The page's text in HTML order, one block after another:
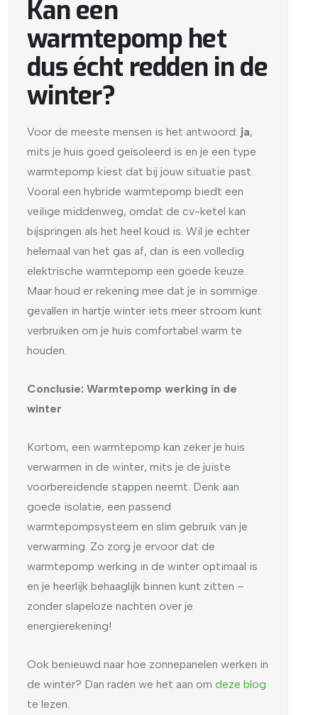
Kan een
warmtepomp het
dus écht redden in de
winter?
Voor de meeste mensen is het antwoord: ja,
mits je huis goed geïsoleerd is en je een type
warmtepomp kiest dat bij jouw situatie past.
Vooral een hybride warmtepomp biedt een
veilige middenweg, omdat de cv-ketel kan
bijspringen als het heel koud is. Wil je echter
helemaal van het gas af, dan is een volledig
elektrische warmtepomp een goede keuze.
Maar houd er rekening mee dat je in sommige
gevallen in hartje winter iets meer stroom kunt
verbruiken om je huis comfortabel warm te
houden.
Conclusie: Warmtepomp werking in de
winter
Kortom, een warmtepomp kan zeker je huis
verwarmen in de winter, mits je de juiste
voorbereidende stappen neemt. Denk aan
goede isolatie, een passend
warmtepompsysteem en slim gebruik van je
verwarming. Zo zorg je ervoor dat de
warmtepomp werking in de winter optimaal is
en je heerlijk behaaglijk binnen kunt zitten –
zonder slapeloze nachten over je
energierekening!
Ook benieuwd naar hoe zonnepanelen werken in
de winter? Dan raden we het aan om deze blog
te lezen.